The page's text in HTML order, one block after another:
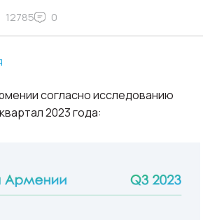
12785 0
согласно исследованию
2023 года: